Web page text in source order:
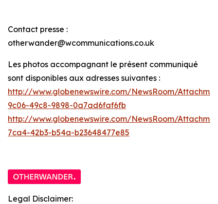
Contact presse :
otherwander@wcommunications.co.uk
Les photos accompagnant le présent communiqué
sont disponibles aux adresses suivantes :
http://www.globenewswire.com/NewsRoom/
9c06-49c8-9898-0a7ad6faf6fb
http://www.globenewswire.com/NewsRoom/
7ca4-42b3-b54a-b23648477e85
Legal Disclaimer: